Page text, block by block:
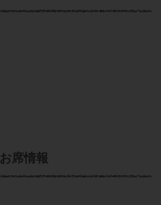
お席情報